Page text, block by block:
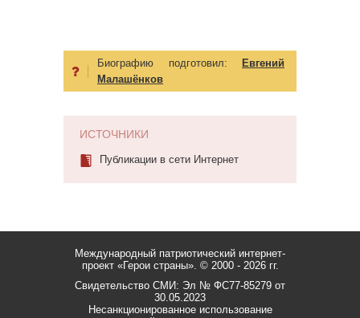
Биографию подготовил:
Евгений
Малашёнков
ИСТОЧНИКИ
Публикации в сети Интернет
Международный патриотический интернет-
проект «Герои страны». © 2000 - 2026 гг.
Свидетельство СМИ: Эл № ФС77-85279 от
30.05.2023
Несанкционированное использование